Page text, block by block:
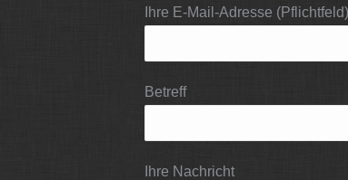
Ihre E-Mail-Adresse (Pflichtfeld)
Betreff
Ihre Nachricht